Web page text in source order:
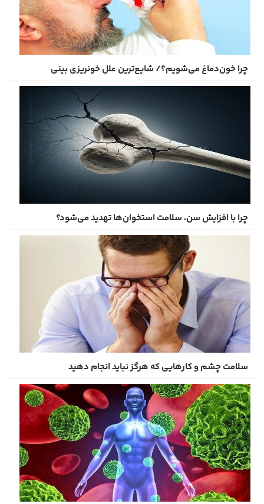
چرا خون‌دماغ می‌شویم؟/ شایع‌ترین علل خونریزی بینی
چرا با افزایش سن، سلامت استخوان‌ها تهدید می‌شود؟
سلامت چشم و کارهایی که هرگز نباید انجام دهید